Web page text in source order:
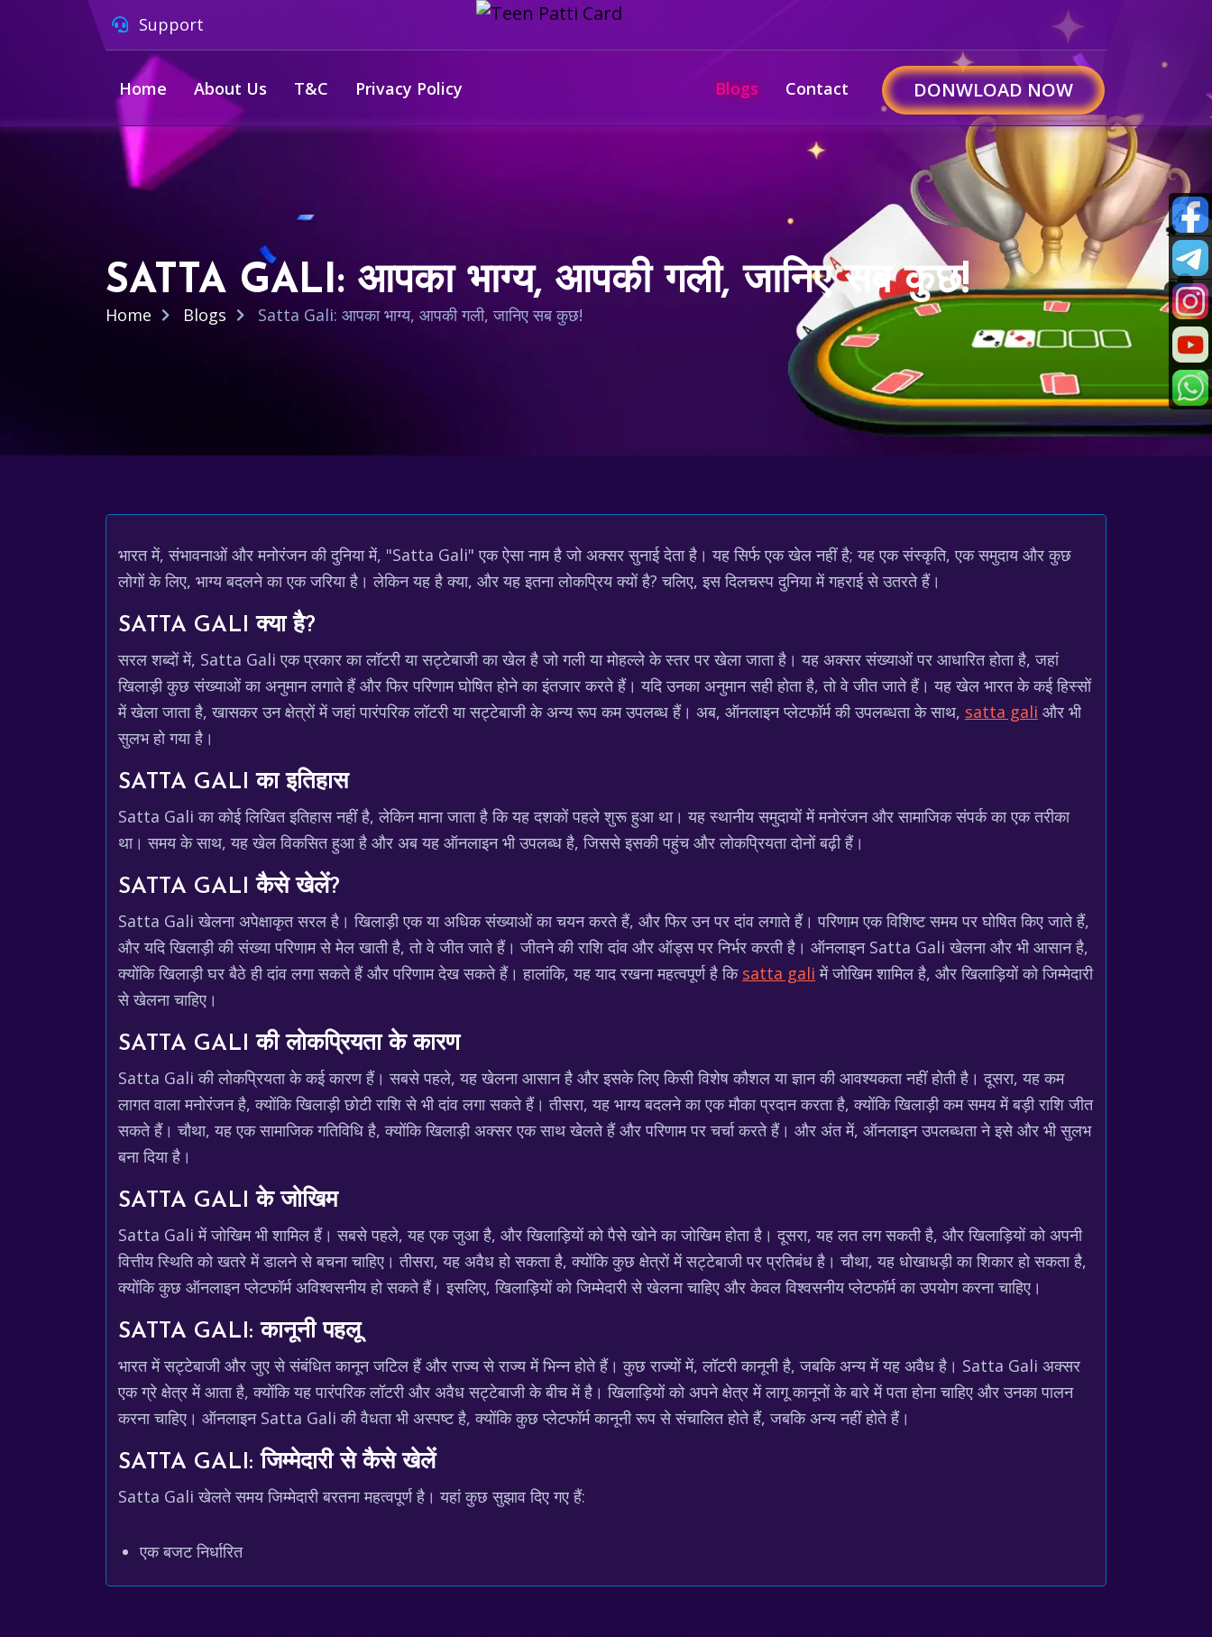
Support
Home About Us T&C Privacy Policy Blogs Contact DONWLOAD NOW
SATTA GALI: आपका भाग्य, आपकी गली, जानिए सब कुछ!
Home Blogs Satta Gali: आपका भाग्य, आपकी गली, जानिए सब कुछ!
भारत में, संभावनाओं और मनोरंजन की दुनिया में, "Satta Gali" एक ऐसा नाम है जो अक्सर सुनाई देता है। यह सिर्फ एक खेल नहीं है; यह एक संस्कृति, एक समुदाय और कुछ
लोगों के लिए, भाग्य बदलने का एक जरिया है। लेकिन यह है क्या, और यह इतना लोकप्रिय क्यों है? चलिए, इस दिलचस्प दुनिया में गहराई से उतरते हैं।
SATTA GALI क्या है?
सरल शब्दों में, Satta Gali एक प्रकार का लॉटरी या सट्टेबाजी का खेल है जो गली या मोहल्ले के स्तर पर खेला जाता है। यह अक्सर संख्याओं पर आधारित होता है, जहां
खिलाड़ी कुछ संख्याओं का अनुमान लगाते हैं और फिर परिणाम घोषित होने का इंतजार करते हैं। यदि उनका अनुमान सही होता है, तो वे जीत जाते हैं। यह खेल भारत के कई हिस्सों
में खेला जाता है, खासकर उन क्षेत्रों में जहां पारंपरिक लॉटरी या सट्टेबाजी के अन्य रूप कम उपलब्ध हैं। अब, ऑनलाइन प्लेटफॉर्म की उपलब्धता के साथ, satta gali और भी
सुलभ हो गया है।
SATTA GALI का इतिहास
Satta Gali का कोई लिखित इतिहास नहीं है, लेकिन माना जाता है कि यह दशकों पहले शुरू हुआ था। यह स्थानीय समुदायों में मनोरंजन और सामाजिक संपर्क का एक तरीका
था। समय के साथ, यह खेल विकसित हुआ है और अब यह ऑनलाइन भी उपलब्ध है, जिससे इसकी पहुंच और लोकप्रियता दोनों बढ़ी हैं।
SATTA GALI कैसे खेलें?
Satta Gali खेलना अपेक्षाकृत सरल है। खिलाड़ी एक या अधिक संख्याओं का चयन करते हैं, और फिर उन पर दांव लगाते हैं। परिणाम एक विशिष्ट समय पर घोषित किए जाते हैं,
और यदि खिलाड़ी की संख्या परिणाम से मेल खाती है, तो वे जीत जाते हैं। जीतने की राशि दांव और ऑड्स पर निर्भर करती है। ऑनलाइन Satta Gali खेलना और भी आसान है,
क्योंकि खिलाड़ी घर बैठे ही दांव लगा सकते हैं और परिणाम देख सकते हैं। हालांकि, यह याद रखना महत्वपूर्ण है कि satta gali में जोखिम शामिल है, और खिलाड़ियों को जिम्मेदारी
से खेलना चाहिए।
SATTA GALI की लोकप्रियता के कारण
Satta Gali की लोकप्रियता के कई कारण हैं। सबसे पहले, यह खेलना आसान है और इसके लिए किसी विशेष कौशल या ज्ञान की आवश्यकता नहीं होती है। दूसरा, यह कम
लागत वाला मनोरंजन है, क्योंकि खिलाड़ी छोटी राशि से भी दांव लगा सकते हैं। तीसरा, यह भाग्य बदलने का एक मौका प्रदान करता है, क्योंकि खिलाड़ी कम समय में बड़ी राशि जीत
सकते हैं। चौथा, यह एक सामाजिक गतिविधि है, क्योंकि खिलाड़ी अक्सर एक साथ खेलते हैं और परिणाम पर चर्चा करते हैं। और अंत में, ऑनलाइन उपलब्धता ने इसे और भी सुलभ
बना दिया है।
SATTA GALI के जोखिम
Satta Gali में जोखिम भी शामिल हैं। सबसे पहले, यह एक जुआ है, और खिलाड़ियों को पैसे खोने का जोखिम होता है। दूसरा, यह लत लग सकती है, और खिलाड़ियों को अपनी
वित्तीय स्थिति को खतरे में डालने से बचना चाहिए। तीसरा, यह अवैध हो सकता है, क्योंकि कुछ क्षेत्रों में सट्टेबाजी पर प्रतिबंध है। चौथा, यह धोखाधड़ी का शिकार हो सकता है,
क्योंकि कुछ ऑनलाइन प्लेटफॉर्म अविश्वसनीय हो सकते हैं। इसलिए, खिलाड़ियों को जिम्मेदारी से खेलना चाहिए और केवल विश्वसनीय प्लेटफॉर्म का उपयोग करना चाहिए।
SATTA GALI: कानूनी पहलू
भारत में सट्टेबाजी और जुए से संबंधित कानून जटिल हैं और राज्य से राज्य में भिन्न होते हैं। कुछ राज्यों में, लॉटरी कानूनी है, जबकि अन्य में यह अवैध है। Satta Gali अक्सर
एक ग्रे क्षेत्र में आता है, क्योंकि यह पारंपरिक लॉटरी और अवैध सट्टेबाजी के बीच में है। खिलाड़ियों को अपने क्षेत्र में लागू कानूनों के बारे में पता होना चाहिए और उनका पालन
करना चाहिए। ऑनलाइन Satta Gali की वैधता भी अस्पष्ट है, क्योंकि कुछ प्लेटफॉर्म कानूनी रूप से संचालित होते हैं, जबकि अन्य नहीं होते हैं।
SATTA GALI: जिम्मेदारी से कैसे खेलें
Satta Gali खेलते समय जिम्मेदारी बरतना महत्वपूर्ण है। यहां कुछ सुझाव दिए गए हैं:
एक बजट निर्धारित